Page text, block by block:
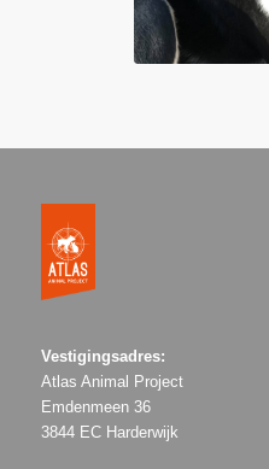
Vestigingsadres:
Atlas Animal Project
Emdenmeen 36
3844 EC Harderwijk